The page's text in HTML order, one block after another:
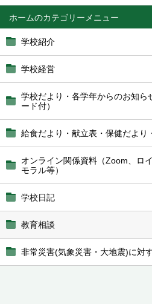
ホーム
学校紹介
学校経営
学校だより・各学年からのお知ら
ード付）
給食だより・献立表・保健だより
オンライン関係資料（Zoom、ロ
モラル等）
学校日記
教育相談
非常災害(気象災害・大地震)に対